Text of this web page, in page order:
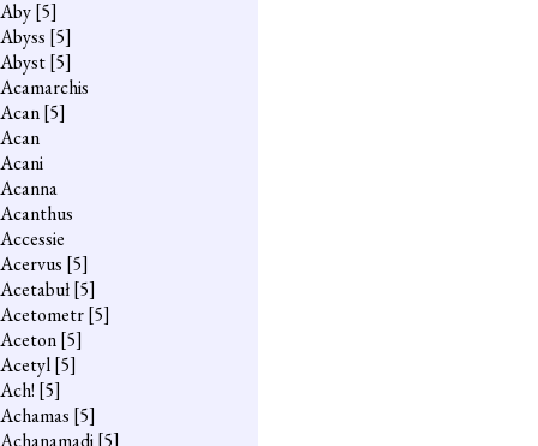
Aby[5]
Abyss [5]
Abyst[5]
Acamarchis
Acan[5]
Acan
Acani
Acanna
Acanthus
Accessie
Acervus [5]
Acetabuł[5]
Acetometr[5]
Aceton[5]
Acetyl[5]
Ach! [5]
Achamas [5]
Achanamadi[5]